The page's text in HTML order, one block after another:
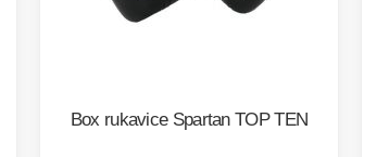
Box rukavice Spartan TOP TEN